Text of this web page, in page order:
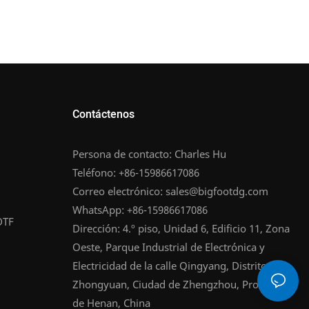
Contáctenos
Persona de contacto: Charles Hu
Teléfono: +86-15986617086
Correo electrónico: sales@bigfootdg.com
WhatsApp: +86-15986617086
Dirección: 4.º piso, Unidad 6, Edificio 11, Zona
Oeste, Parque Industrial de Electrónica y
Electricidad de la calle Qingyang, Distrito de
Zhongyuan, Ciudad de Zhengzhou, Provincia
de Henan, China